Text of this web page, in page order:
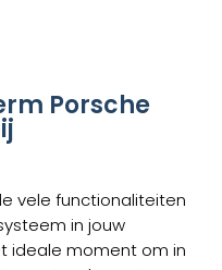
Porsche
vele functionaliteiten
in jouw
ideale moment om in